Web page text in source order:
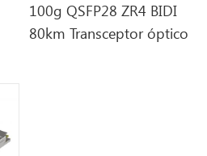
100g QSFP28 ZR4 BIDI
80km Transceptor óptico